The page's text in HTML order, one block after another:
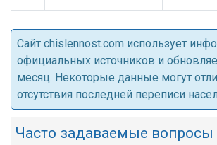
Cайт chislennost.com использует
официальных источников и
месяц. Некоторые данные могут
отсутствия последней переписи
Часто задаваемые вопросы